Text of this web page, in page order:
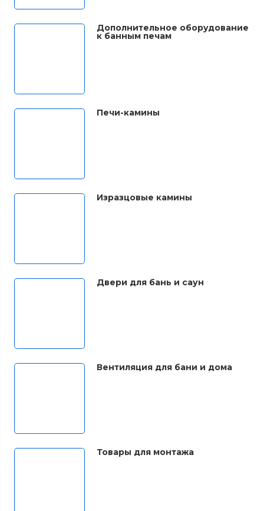
Дополнительное оборудование
к банным печам
Печи-камины
Изразцовые камины
Двери для бань и саун
Вентиляция для бани и дома
Товары для монтажа